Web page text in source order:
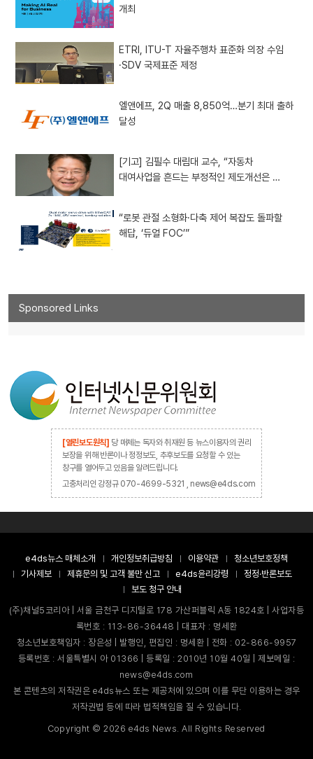
개최
ETRI, ITU-T 자율주행차 표준화 의장 수임
·SDV 국제표준 제정
엘앤에프, 2Q 매출 8,850억…분기 최대 출하
달성
[기고] 김필수 대림대 교수, “자동차
대여사업을 흔드는 부정적인 제도개선은 …
“로봇 관절 소형화·다축 제어 복잡도 돌파할
해답, ‘듀얼 FOC’”
Sponsored Links
[열린보도원칙] 당 매체는 독자와 취재원 등 뉴스이용자의 권리
보장을 위해 반론이나 정정보도, 추후보도를 요청할 수 있는
창구를 열어두고 있음을 알려드립니다.
고충처리인 강정규 070-4699-5321 , news@e4ds.com
e4ds뉴스 매체소개 개인정보취급방침 이용약관
청소년보호정책
기사제보
제휴문의 및 고객 불만 신고 e4ds윤리강령
정정·반론보도
보도 청구 안내
(주)채널5코리아 | 서울 금천구 디지털로 178 가산퍼블릭 A동 1824호 | 사업자등
록번호 : 113-86-36448 | 대표자 : 명세환
청소년보호책임자 : 장은성 | 발행인, 편집인 : 명세환 | 전화 : 02-866-9957
등록번호 : 서울특별시 아 01366 | 등록일 : 2010년 10월 40일 | 제보메일 :
news@e4ds.com
본 콘텐츠의 저작권은 e4ds뉴스 또는 제공처에 있으며 이를 무단 이용하는 경우
저작권법 등에 따라 법적책임을 질 수 있습니다.
Copyright ©2026 e4ds News. All Rights Reserved